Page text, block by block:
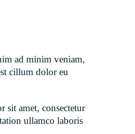
ad minim veniam,
cillum dolor eu
sit amet, consectetur
ullamco laboris